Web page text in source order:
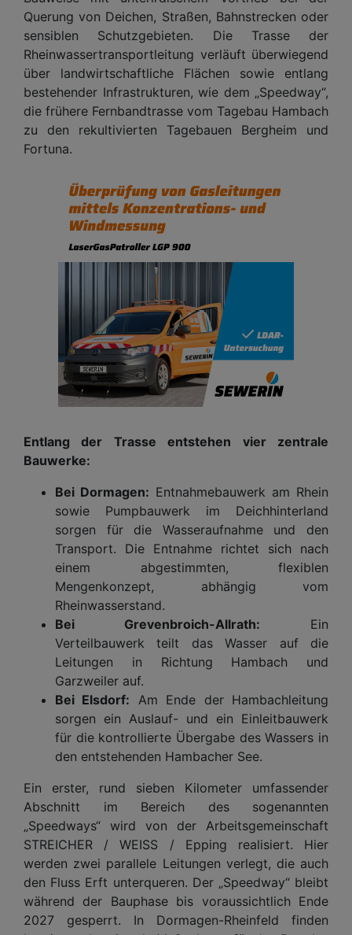
Querung von Deichen, Straßen, Bahnstrecken oder
sensiblen Schutzgebieten. Die Trasse der
Rheinwassertransportleitung verläuft überwiegend
über landwirtschaftliche Flächen sowie entlang
bestehender Infrastrukturen, wie dem „Speedway“,
die frühere Fernbandtrasse vom Tagebau Hambach
zu den rekultivierten Tagebauen Bergheim und
Fortuna.
Entlang der Trasse entstehen vier zentrale
Bauwerke:
Bei Dormagen: Entnahmebauwerk am Rhein
sowie Pumpbauwerk im Deichhinterland
sorgen für die Wasseraufnahme und den
Transport. Die Entnahme richtet sich nach
einem abgestimmten, flexiblen
Mengenkonzept, abhängig vom
Rheinwasserstand.
Bei Grevenbroich-Allrath: Ein
Verteilbauwerk teilt das Wasser auf die
Leitungen in Richtung Hambach und
Garzweiler auf.
Bei Elsdorf: Am Ende der Hambachleitung
sorgen ein Auslauf- und ein Einleitbauwerk
für die kontrollierte Übergabe des Wassers in
den entstehenden Hambacher See.
Ein erster, rund sieben Kilometer umfassender
Abschnitt im Bereich des sogenannten
„Speedways“ wird von der Arbeitsgemeinschaft
STREICHER / WEISS / Epping realisiert. Hier
werden zwei parallele Leitungen verlegt, die auch
den Fluss Erft unterqueren. Der „Speedway“ bleibt
während der Bauphase bis voraussichtlich Ende
2027 gesperrt. In Dormagen-Rheinfeld finden